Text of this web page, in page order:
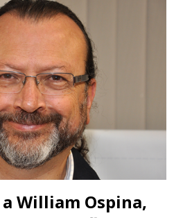
William Ospina,